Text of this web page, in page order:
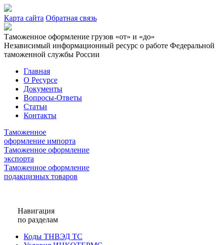
Карта сайта Обратная связь
Таможенное оформление грузов «от» и «до»
Независимый информационный ресурс о работе Федеральной
таможенной службы России
Главная
О Ресурсе
Документы
Вопросы-Ответы
Статьи
Контакты
Таможенное
оформление импорта
Таможенное оформление
экспорта
Таможенное оформление
подакцизных товаров
Навигация
по разделам
Коды ТНВЭД ТС